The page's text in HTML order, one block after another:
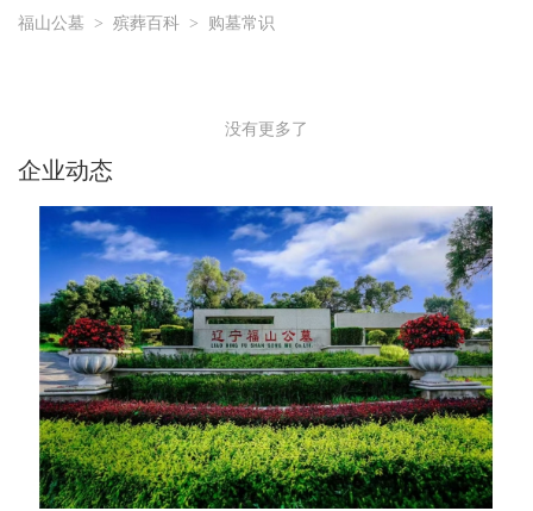
福山公墓 > 殡葬百科 > 购墓常识
没有更多了
企业动态